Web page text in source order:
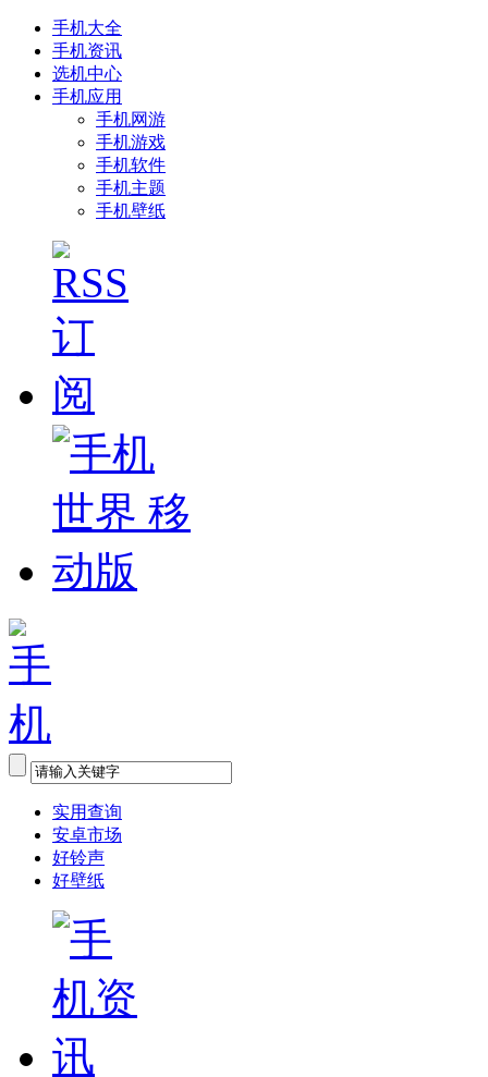
手机大全
手机资讯
选机中心
手机应用
手机网游
手机游戏
手机软件
手机主题
手机壁纸
实用查询
安卓市场
好铃声
好壁纸